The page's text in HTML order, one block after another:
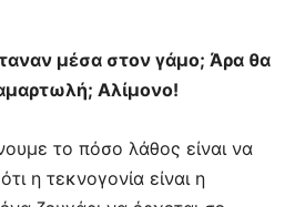
μέσα στον γάμο; Άρα θα
Αλίμονο!
το πόσο λάθος είναι να
η τεκνογονία είναι η